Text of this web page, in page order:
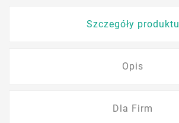
Szczegóły produktu
Opis
Dla Firm